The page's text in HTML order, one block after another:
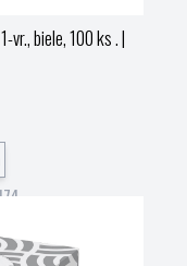
vr., biele, 100 ks .|